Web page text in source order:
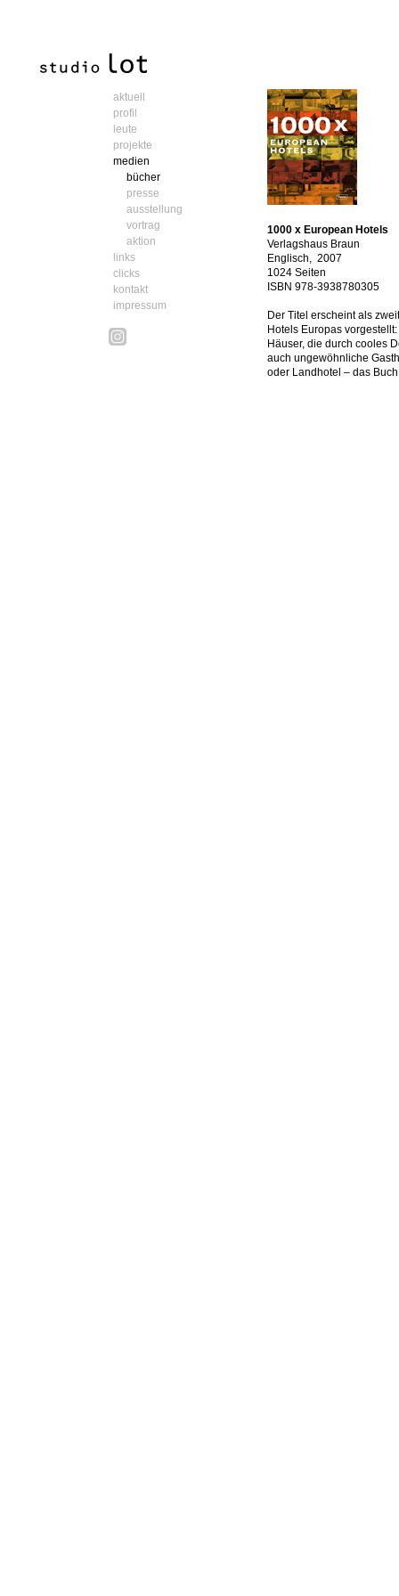
aktuell
profil
leute
projekte
medien
bücher
presse
ausstellung
vortrag
aktion
links
clicks
kontakt
impressum
1000 x European Hotels
Verlagshaus Braun
Englisch, 2007
1024 Seiten
ISBN 978-3938780305
Der Titel erscheint als
Hotels Europas
Häuser, die durch cooles
auch ungewöhnliche
oder Landhotel – das